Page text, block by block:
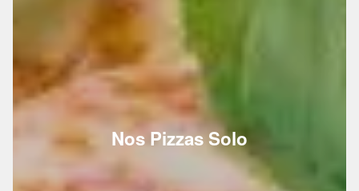
Nos Pizzas Solo